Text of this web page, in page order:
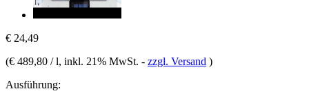
€ 24,49
(€ 489,80 / l, inkl. 21% MwSt. - zzgl. Versand )
Ausführung: